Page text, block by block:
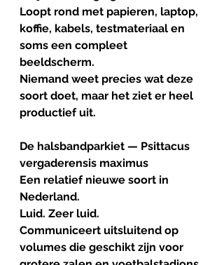
Loopt rond met papieren, laptop,
koffie, kabels, testmateriaal en
soms een compleet
beeldscherm.
Niemand weet precies wat deze
soort doet, maar het ziet er heel
productief uit.
De halsbandparkiet — Psittacus
vergaderensis maximus
Een relatief nieuwe soort in
Nederland.
Luid. Zeer luid.
Communiceert uitsluitend op
volumes die geschikt zijn voor